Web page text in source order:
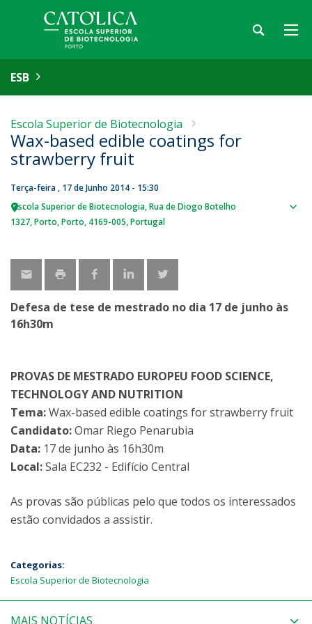
ESB
Escola Superior de Biotecnologia
Wax-based edible coatings for
strawberry fruit
Terça-feira , 17 de Junho 2014 - 15:30
Escola Superior de Biotecnologia Rua de Diogo Botelho
1327 Porto Porto 4169-005 Portugal
Defesa de tese de mestrado no dia 17 de junho às
16h30m
PROVAS DE MESTRADO EUROPEU FOOD SCIENCE,
TECHNOLOGY AND NUTRITION
Tema:Wax-based edible coatings for strawberry fruit
Candidato:Omar Riego Penarubia
Data: 17 de junho às 16h30m
Local:Sala EC232 - Edifício Central
As provas são públicas pelo que todos os interessados
estão convidados a assistir.
Categorias:
Escola Superior de Biotecnologia
MAIS NOTÍCIAS